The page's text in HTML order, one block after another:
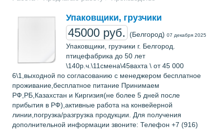
Упаковщики, грузчики
45000 руб. (Белгород) 07 декабря 2025
Упаковщики, грузчики г. Белгород.
птицефабрика до 50 лет
\140р.ч.\11смена\45вахта \ от 45 000
6\1,выходной по согласованию с менеджером бесплатное
проживание,бесплатное питание Принимаем
РФ,РБ,Казахстан и Киргизия(не более 5 дней после
прибытия в РФ),активные работа на конвейерной
линии,погрузка/разгрузка продукции. Для получения
дополнительной информации звоните: Телефон +7 (916)